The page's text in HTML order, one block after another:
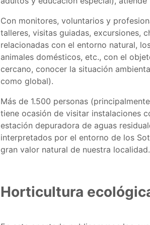
Con monitores, voluntarios y
talleres, visitas guiadas, excursiones,
relacionadas con el entorno natural,
animales domésticos, etc., con el
cercano, conocer la situación
como global).
Más de 1.500 personas
tiene ocasión de visitar instalaciones
estación depuradora de aguas
interpretados por el entorno de los
gran valor natural de nuestra localidad.
Horticultura